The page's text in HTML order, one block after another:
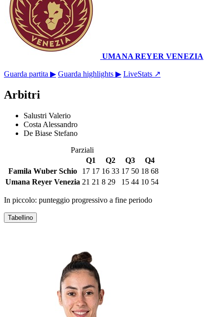
UMANA REYER VENEZIA
Guarda partita ▶ Guarda highlights ▶ LiveStats ↗
Arbitri
Salustri Valerio
Costa Alessandro
De Biase Stefano
Parziali
Q1
Q2 Q3
Q4
Famila Wuber Schio
17 17 16 33 17 50 18 68
Umana Reyer Venezia 21 21 8 29 15 44 10 54
In piccolo: punteggio progressivo a fine periodo
Tabellino